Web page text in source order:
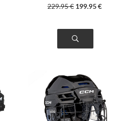
229.95€ 199.95€